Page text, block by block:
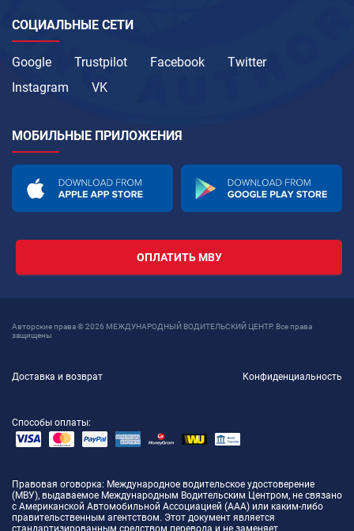
СОЦИАЛЬНЫЕ СЕТИ
Google Trustpilot Facebook
Twitter
Instagram
VK
МОБИЛЬНЫЕ ПРИЛОЖЕНИЯ
ОПЛАТИТЬ МВУ
Авторские права © 2026 МЕЖДУНАРОДНЫЙ ВОДИТЕЛЬСКИЙ ЦЕНТР. Все права
защищены
Доставка и возврат Конфиденциальность
Способы оплаты:
Правовая оговорка: Международное водительское удостоверение
(МВУ), выдаваемое Международным Водительским Центром, не связано
с Американской Автомобильной Ассоциацией (AAA) или каким-либо
правительственным агентством. Этот документ является
стандартизированным средством перевода и не заменяет